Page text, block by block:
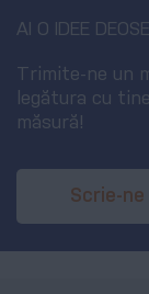
AI O IDEE
Trimite-ne un
legătura cu
măsură!
Scrie-